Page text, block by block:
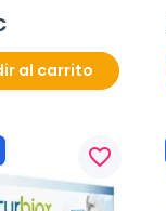
al carrito
favorite_border